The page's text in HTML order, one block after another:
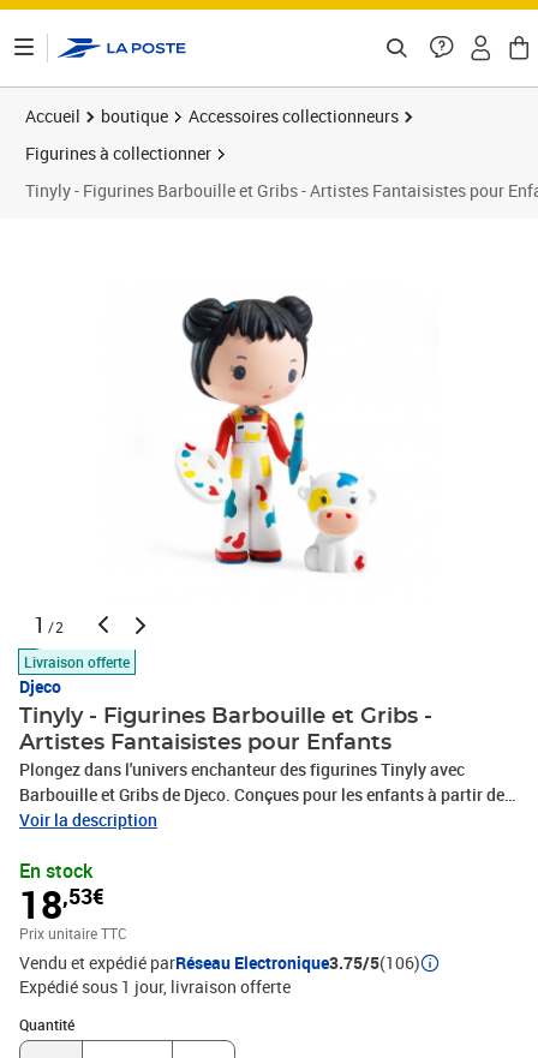
Accueil boutique
Accessoires collectionneurs
Figurines à collectionner
Tinyly - Figurines Barbouille et Gribs - Artistes Fantaisistes pour
1 /2
Livraison offerte
Djeco
Tinyly - Figurines Barbouille et Gribs -
Artistes Fantaisistes pour Enfants
Plongez dans l'univers enchanteur des figurines Tinyly avec
Barbouille et Gribs de Djeco. Conçues pour les enfants à partir de 4
ans, ces figurines colorées stimulent la créativité. Barbouille,
figurine est articulée, permettant de créer des scènes vivantes.
Avec leur apparence éclaboussée de peinture, elles sont idéales
pour le jeu libre et la collection.
Voir la description
En stock
18,53€
Prix unitaire TTC
Vendu et expédié parRéseau Electronique3.75/5(106)
Expédié sous 1 jour livraison offerte
Quantité
Quantité : 1